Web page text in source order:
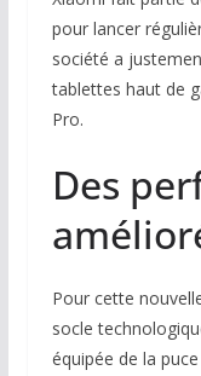
pour lancer
société a
tablettes haut de
Pro.
Des
Pour cette
socle
équipée de la